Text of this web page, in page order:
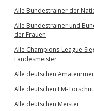
Alle Bundestrainer der
Alle Bundestrainer und
der Frauen
Alle Champions-League-
Landesmeister
Alle deutschen
Alle deutschen EM-
Alle deutschen Meister